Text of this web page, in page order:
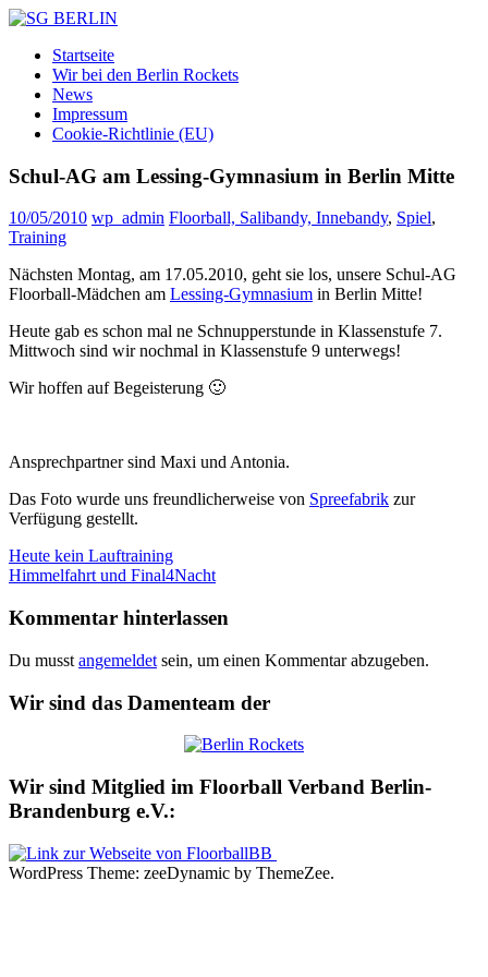
Zum
springen
BERLIN
DAMEN
FLOORBALL
TEAM
Startseite
Wir bei den Berlin Rockets
News
Impressum
Cookie-Richtlinie (EU)
Schul-AG am Lessing-Gymnasium in Berlin Mitte
10/05/2010 wp_admin Floorball, Salibandy, Innebandy, Spiel,
Training
Nächsten Montag, am 17.05.2010, geht sie los, unsere Schul-AG
Floorball-Mädchen am Lessing-Gymnasium in Berlin Mitte!
Heute gab es schon mal ne Schnupperstunde in Klassenstufe 7.
Mittwoch sind wir nochmal in Klassenstufe 9 unterwegs!
Wir hoffen auf Begeisterung 🙂
Ansprechpartner sind Maxi und Antonia.
Das Foto wurde uns freundlicherweise von Spreefabrik zur
Verfügung gestellt.
Berlin
-
berlinfloorball
gymnasiumschul-
Beitragsnavigation
Vorheriger
Beitrag:
Heute kein Lauftraining
Nächster
Himmelfahrt und Final4Nacht
Kommentar hinterlassen
Du musst angemeldet sein, um einen Kommentar abzugeben.
Wir sind das Damenteam der
Wir sind Mitglied im Floorball Verband Berlin-
Brandenburg e.V.:
WordPress Theme: zeeDynamic by ThemeZee.